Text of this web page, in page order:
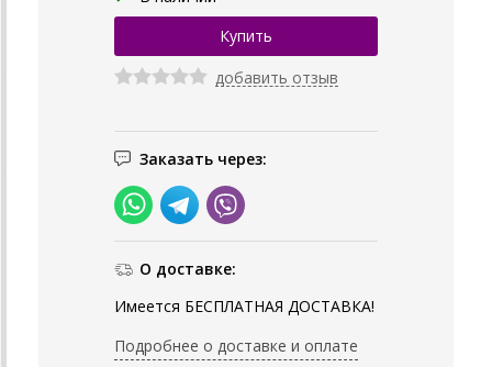
добавить отзыв
Заказать через:
О доставке:
Имеется БЕСПЛАТНАЯ ДОСТАВКА!
Подробнее о доставке и оплате